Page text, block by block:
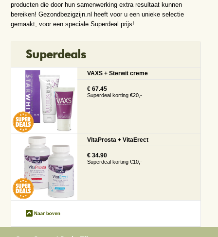
producten die door hun samenwerking extra resultaat kunnen
bereiken! Gezondbezigzijn.nl heeft voor u een unieke selectie
gemaakt, voor een speciale Superdeal prijs!
Superdeals
VAXS + Sterwit creme
€ 67.45
Superdeal korting €20,-
VitaProsta + VitaErect
€ 34.90
Superdeal korting €10,-